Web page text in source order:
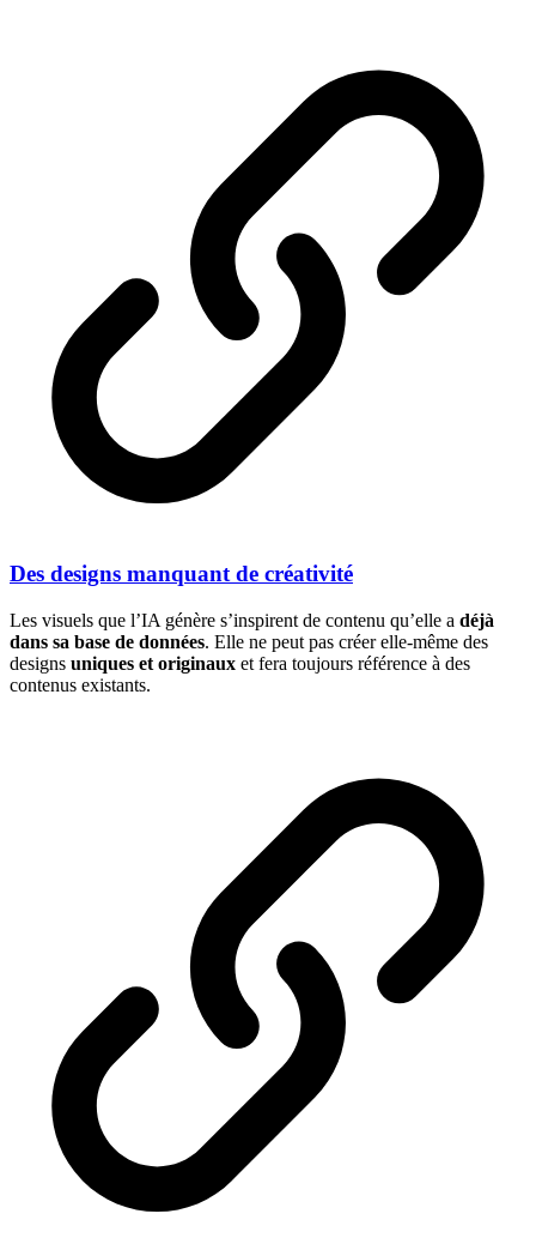
Des designs manquant de créativité
Les visuels que l’IA génère s’inspirent de contenu qu’elle a déjà
dans sa base de données. Elle ne peut pas créer elle-même des
designs uniques et originaux et fera toujours référence à des
contenus existants.